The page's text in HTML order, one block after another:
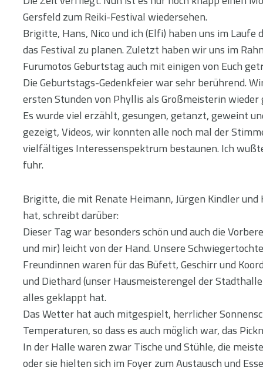
Gersfeld zum Reiki-Festival wiedersehen.
Brigitte, Hans, Nico und ich (Elfi) haben uns im Laufe
das Festival zu planen. Zuletzt haben wir uns im
Furumotos Geburtstag auch mit einigen von Euch
Die Geburtstags-Gedenkfeier war sehr berührend.
ersten Stunden von Phyllis als Großmeisterin
Es wurde viel erzählt, gesungen, getanzt, geweint
gezeigt, Videos, wir konnten alle noch mal der
vielfältiges Interessenspektrum bestaunen. Ich
fuhr.
Brigitte, die mit Renate Heimann, Jürgen Kindler
hat, schreibt darüber:
Dieser Tag war besonders schön und auch die
und mir) leicht von der Hand. Unsere
Freundinnen waren für das Büfett, Geschirr und
und Diethard (unser Hausmeisterengel der
alles geklappt hat.
Das Wetter hat auch mitgespielt, herrlicher
Temperaturen, so dass es auch möglich war, das
In der Halle waren zwar Tische und Stühle, die
oder sie hielten sich im Foyer zum Austausch und